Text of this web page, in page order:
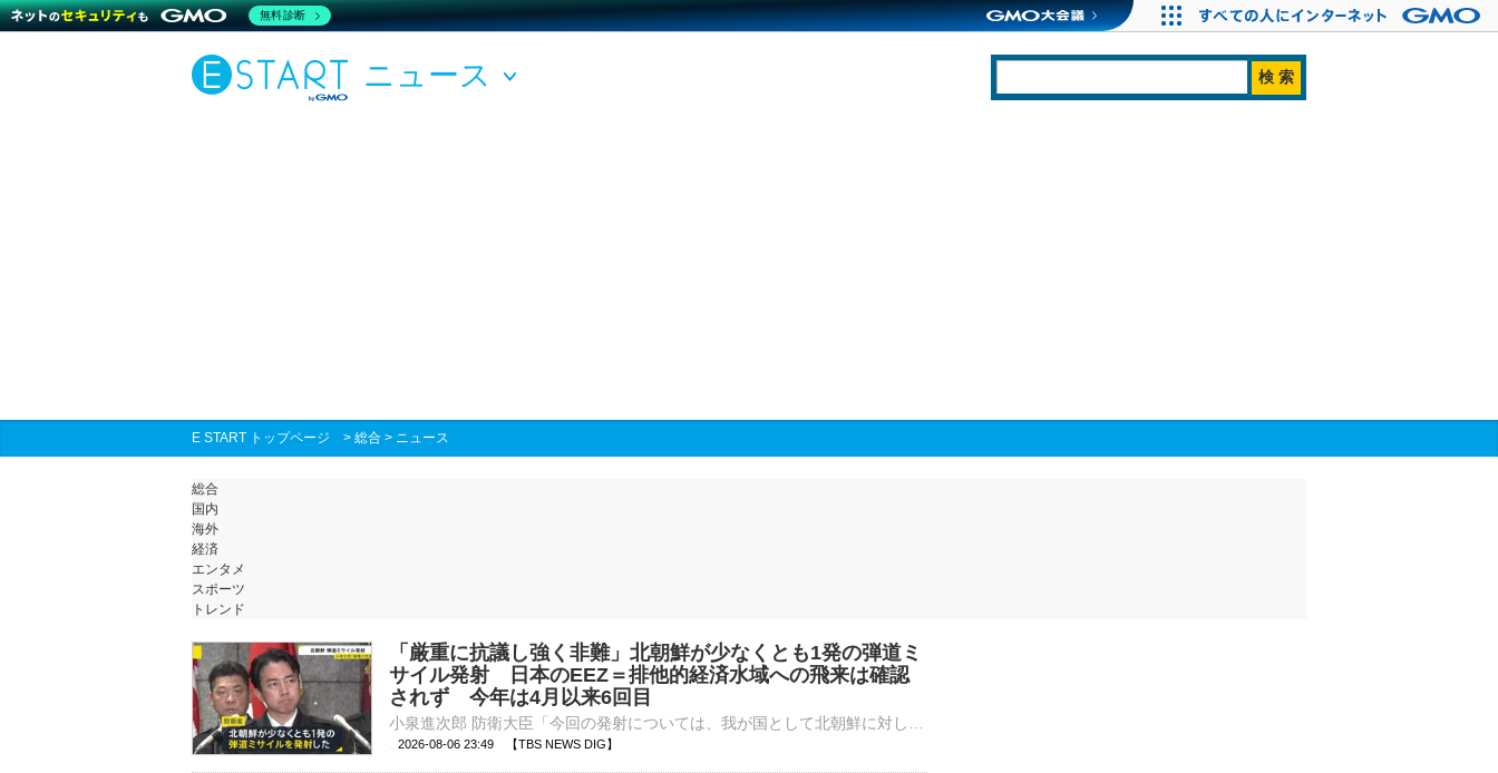
ニュース
E START トップページ > 総合 > ニュース
総合
国内
海外
経済
エンタメ
スポーツ
トレンド
「厳重に抗議し強く非難」北朝鮮が少なくとも1発の弾道ミ
サイル発射 日本のEEZ＝排他的経済水域への飛来は確認
されず 今年は4月以来6回目
2026-08-06 23:49 【TBS NEWS DIG】
無料診断